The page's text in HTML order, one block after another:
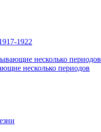
1922
несколько периодов
несколько периодов